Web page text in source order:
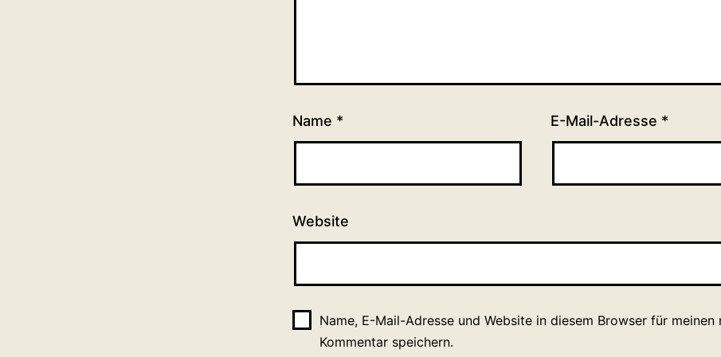
Name * E-Mail-Adresse *
Website
Name, E-Mail-Adresse und Website in diesem Browser für meinen
Kommentar speichern.